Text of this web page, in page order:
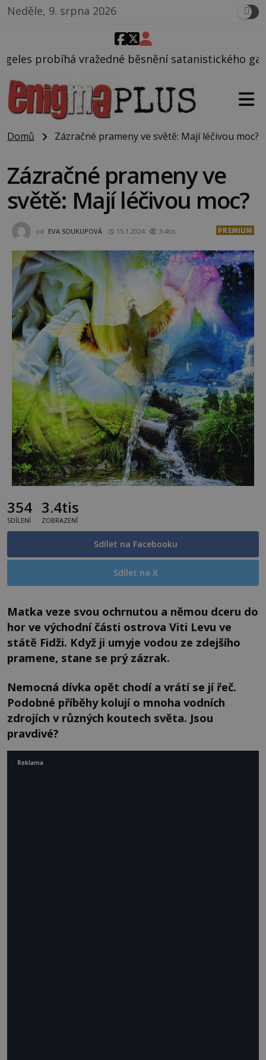
Neděle, 9. srpna 2026
satanistického gangu vedeného
Domů Zázračné prameny ve světě: Mají léčivou moc?
Zázračné prameny ve
světě: Mají léčivou moc?
od EVA SOUKUPOVÁ 15.1.2024 3.4tis PREMIUM
354
SDÍLENÍ
3.4tis
ZOBRAZENÍ
Sdílet na Facebooku
Sdílet na X
Matka veze svou ochrnutou a němou dceru do
hor ve východní části ostrova Viti Levu ve
státě Fidži. Když ji umyje vodou ze zdejšího
pramene, stane se prý zázrak.
Nemocná dívka opět chodí a vrátí se jí řeč.
Podobné příběhy kolují o mnoha vodních
zdrojích v různých koutech světa. Jsou
pravdivé?
Reklama